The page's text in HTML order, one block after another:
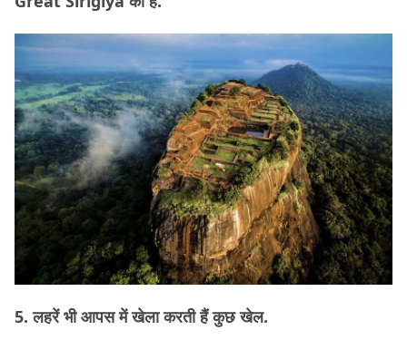
5. लहरें भी आपस में खेला करती हैं कुछ खेल.